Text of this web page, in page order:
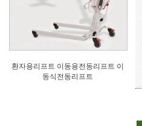
환자용리프트 이동용전동리프트 이
동식전동리프트